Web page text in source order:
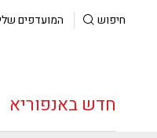
חיפוש המועדפים
חדש באנפוריא